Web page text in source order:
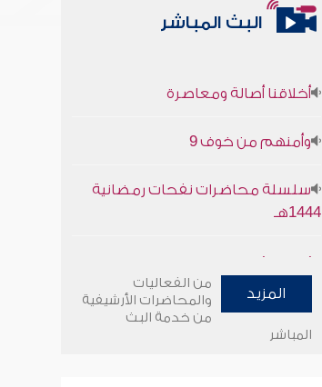
البث المباشر
1444هـ
وأمنهم من خوف 9
سلسلة محاضرات نفحات رمضانية
المزيد
من الفعاليات
والمحاضرات الأرشيفية
من خدمة البث
المباشر